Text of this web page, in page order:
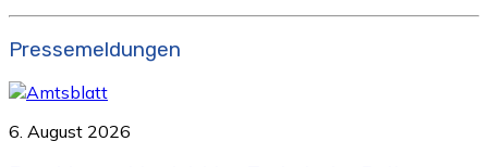
Pressemeldungen
6. August 2026